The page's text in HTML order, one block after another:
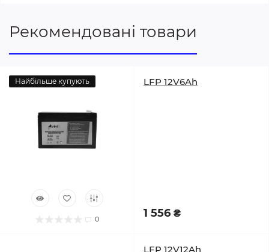
Рекомендовані товари
Найбільше купують
0
LFP 12V6Ah
1 556 ₴
LFP 12V12Ah